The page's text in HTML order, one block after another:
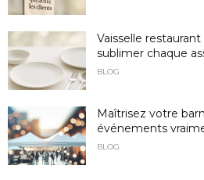
Vaisselle
sublimer chaque
BLOG
Maîtrisez votre
événements
BLOG